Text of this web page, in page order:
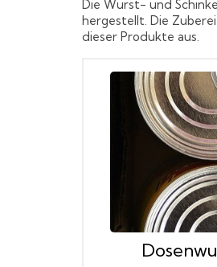
Die Wurst- und
hergestellt. Die
dieser Produkte aus.